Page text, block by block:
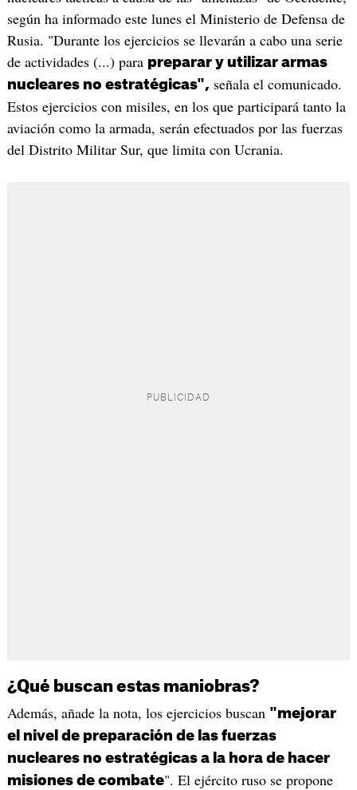
según ha informado este lunes el Ministerio de Defensa de
Rusia. "Durante los ejercicios se llevarán a cabo una serie
de actividades (...) para preparar y utilizar armas
nucleares no estratégicas", señala el comunicado.
Estos ejercicios con misiles, en los que participará tanto la
aviación como la armada, serán efectuados por las fuerzas
del Distrito Militar Sur, que limita con Ucrania.
¿Qué buscan estas maniobras?
Además, añade la nota, los ejercicios buscan "mejorar
el nivel de preparación de las fuerzas
nucleares no estratégicas a la hora de hacer
misiones de combate". El ejército ruso se propone